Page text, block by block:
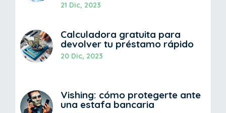
21 Dic, 2023
Calculadora gratuita para
devolver tu préstamo rápido
20 Dic, 2023
Vishing: cómo protegerte ante
una estafa bancaria